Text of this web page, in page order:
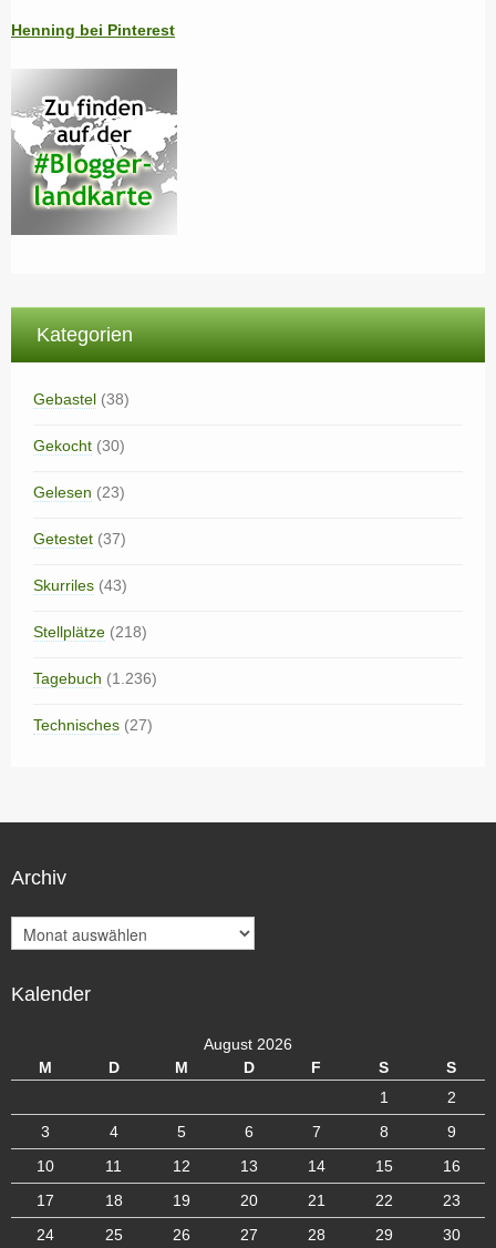
Henning bei Pinterest
Kategorien
Gebastel (38)
Gekocht (30)
Gelesen (23)
Getestet (37)
Skurriles (43)
Stellplätze (218)
Tagebuch (1.236)
Technisches (27)
Archiv
r
h
Kalender
August 2026
M
D M D F S
S
1
2
3
4 5 6 7 8
9
10
11 12 13 14 15
16
17
18 19 20 21 22
23
24
25 26 27 28 29 30